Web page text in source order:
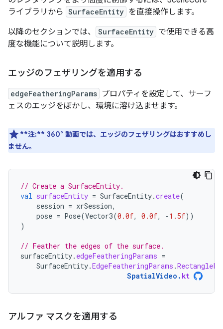
ライブラリから SurfaceEntity を直接操作します。
以降のセクションでは、
SurfaceEntity で使用できる高
度な機能について説明します。
エッジのフェザリングを適用する
edgeFeatheringParams プロパティを設定して、サーフ
ェスのエッジをぼかし、環境に溶け込ませます。
**注:** 360° 動画では、エッジのフェザリングはおすすめし
ません。
// Create a SurfaceEntity.
val surfaceEntity = SurfaceEntity.create(
session = xrSession,
pose = Pose(Vector3(0.0f, 0.0f, -1.5f))
)
// Feather the edges of the surface.
surfaceEntity. edgeFeatheringParams =
SurfaceEntity.EdgeFeatheringParams .
SpatialVideo . kt
アルファ マスクを適用する